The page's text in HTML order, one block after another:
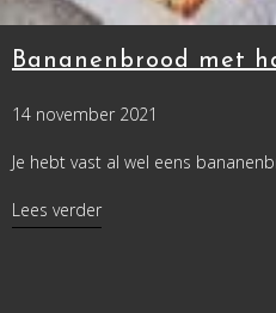
Bananenbrood met
14 november 2021
Je hebt vast al wel eens
Lees verderabout Bananenbrood